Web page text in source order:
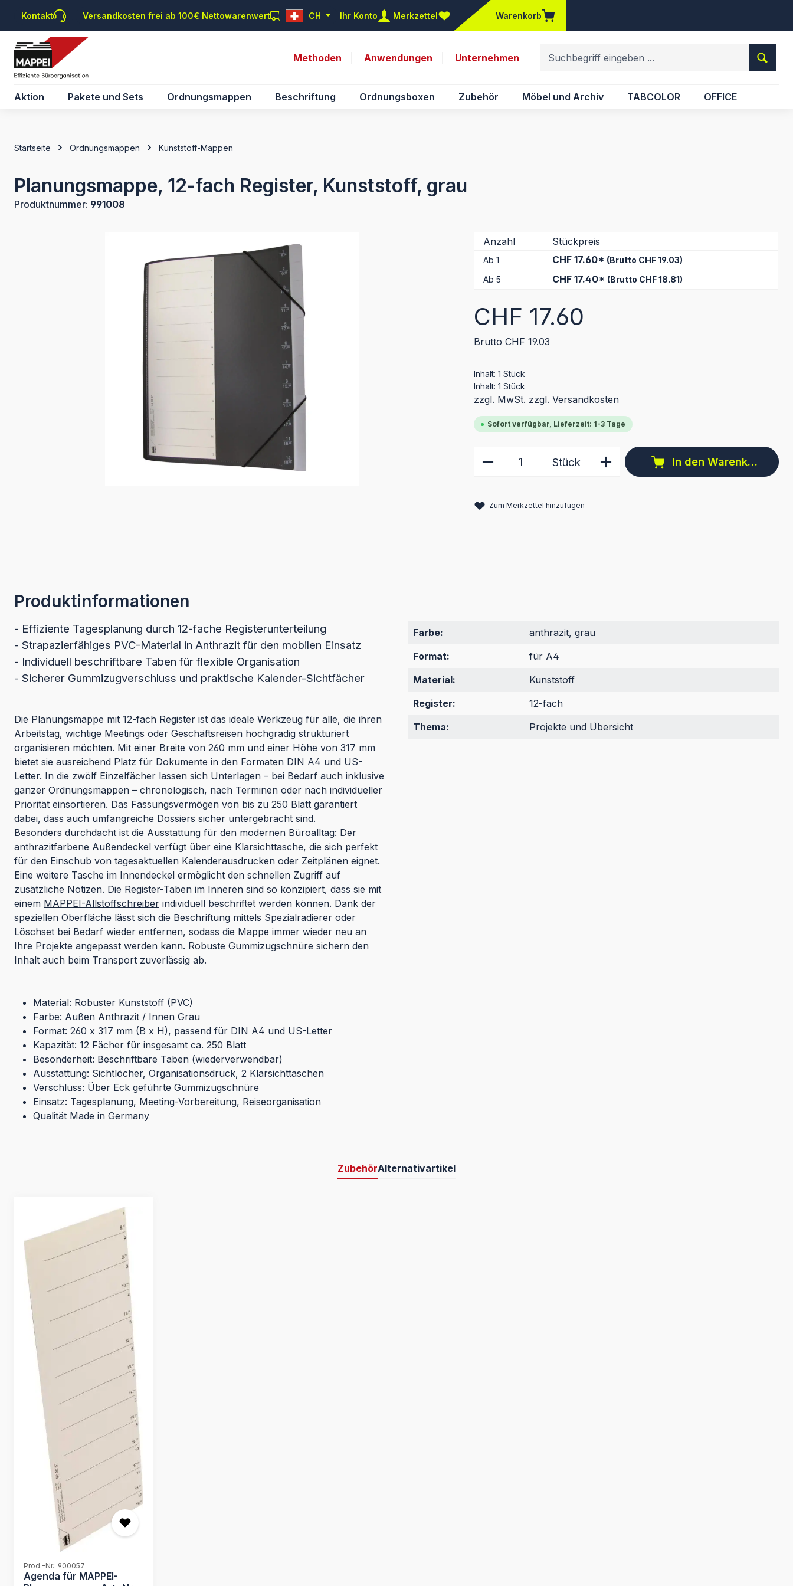
Hauptinhalt springen
Zur Suche springen
Zur Hauptnavigation springen
Kontakt Versandkosten frei ab 100€ Nettowarenwert CH Ihr Konto Merkzettel
Du hast 0 Produkte auf dem Merkzettel
Warenkorb
Methoden Anwendungen Unternehmen
Aktion Pakete und Sets Ordnungsmappen Beschriftung Ordnungsboxen Zubehör Möbel und Archiv TABCOLOR OFFICE
Startseite Ordnungsmappen Kunststoff-Mappen
Planungsmappe, 12-fach Register, Kunststoff, grau
Produktnummer: 991008
Anzahl Stückpreis
Ab1 CHF 17.60* (Brutto CHF 19.03)
Ab5 CHF 17.40* (Brutto CHF 18.81)
Regulärer Preis:
CHF 17.60
Brutto CHF 19.03
Inhalt:1 Stück
Inhalt:1 Stück
zzgl. MwSt. zzgl. Versandkosten
Sofort verfügbar, Lieferzeit: 1-3 Tage
Produkt Anzahl: Gib den gewünschten Wert
Stück In den Warenkorb
Zum Merkzettel hinzufügen
Produktinformationen
- Effiziente Tagesplanung durch 12-fache Registerunterteilung
- Strapazierfähiges PVC-Material in Anthrazit für den mobilen Einsatz
- Individuell beschriftbare Taben für flexible Organisation
- Sicherer Gummizugverschluss und praktische Kalender-Sichtfächer
Die Planungsmappe mit 12-fach Register ist das ideale Werkzeug für alle, die ihren
Arbeitstag, wichtige Meetings oder Geschäftsreisen hochgradig strukturiert
organisieren möchten. Mit einer Breite von 260 mm und einer Höhe von 317 mm
bietet sie ausreichend Platz für Dokumente in den Formaten DIN A4 und US-
Letter. In die zwölf Einzelfächer lassen sich Unterlagen – bei Bedarf auch inklusive
ganzer Ordnungsmappen – chronologisch, nach Terminen oder nach individueller
Priorität einsortieren. Das Fassungsvermögen von bis zu 250 Blatt garantiert
dabei, dass auch umfangreiche Dossiers sicher untergebracht sind.
Besonders durchdacht ist die Ausstattung für den modernen Büroalltag: Der
anthrazitfarbene Außendeckel verfügt über eine Klarsichttasche, die sich perfekt
für den Einschub von tagesaktuellen Kalenderausdrucken oder Zeitplänen eignet.
Eine weitere Tasche im Innendeckel ermöglicht den schnellen Zugriff auf
zusätzliche Notizen. Die Register-Taben im Inneren sind so konzipiert, dass sie mit
einem MAPPEI-Allstoffschreiber individuell beschriftet werden können. Dank der
speziellen Oberfläche lässt sich die Beschriftung mittels Spezialradierer oder
Löschset bei Bedarf wieder entfernen, sodass die Mappe immer wieder neu an
Ihre Projekte angepasst werden kann. Robuste Gummizugschnüre sichern den
Inhalt auch beim Transport zuverlässig ab.
Material: Robuster Kunststoff (PVC)
Farbe: Außen Anthrazit / Innen Grau
Format: 260 x 317 mm (B x H), passend für DIN A4 und US-Letter
Kapazität: 12 Fächer für insgesamt ca. 250 Blatt
Besonderheit: Beschriftbare Taben (wiederverwendbar)
Ausstattung: Sichtlöcher, Organisationsdruck, 2 Klarsichttaschen
Verschluss: Über Eck geführte Gummizugschnüre
Einsatz: Tagesplanung, Meeting-Vorbereitung, Reiseorganisation
Qualität Made in Germany
Farbe:
anthrazit, grau
Format:
für A4
Material:
Kunststoff
Register:
12-fach
Thema:
Projekte und Übersicht
ZubehörAlternativartikel
Prod.-Nr.: 900057
Agenda für MAPPEI-